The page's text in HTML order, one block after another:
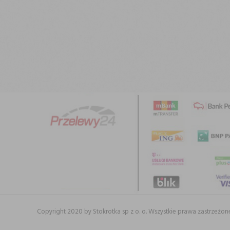
Copyright 2020 by Stokrotka sp z o. o. Wszystkie prawa